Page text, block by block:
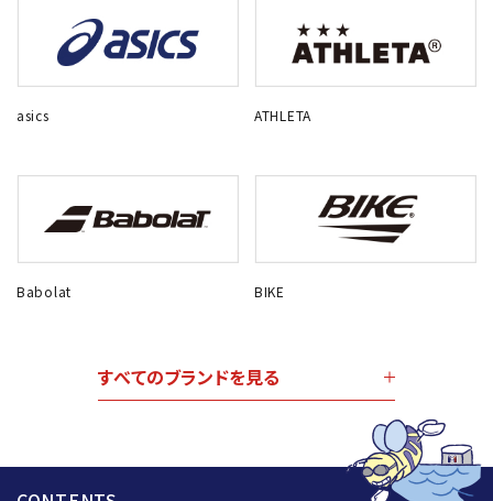
asics ATHLETA
Babolat BIKE
すべてのブランドを見る